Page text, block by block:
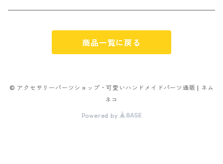
フラワー お花
カニカン
アクリルビーズ
フレークシュガー
フレークシュガー
アルファベット
商品一覧に戻る
© アクセサリーパーツショップ・可愛いハンドメイドパーツ通販 | ネム
ネコ
Powered by